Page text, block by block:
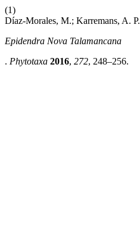
(1)
Díaz-Morales, M.; Karremans, A. P.
Epidendra Nova Talamancana
. Phytotaxa 2016, 272, 248–256.